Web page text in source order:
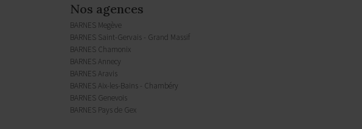
Nos agences
BARNES Megève
BARNES Saint-Gervais - Grand Massif
BARNES Chamonix
BARNES Annecy
BARNES Aravis
BARNES Aix-les-Bains - Chambéry
BARNES Genevois
BARNES Pays de Gex